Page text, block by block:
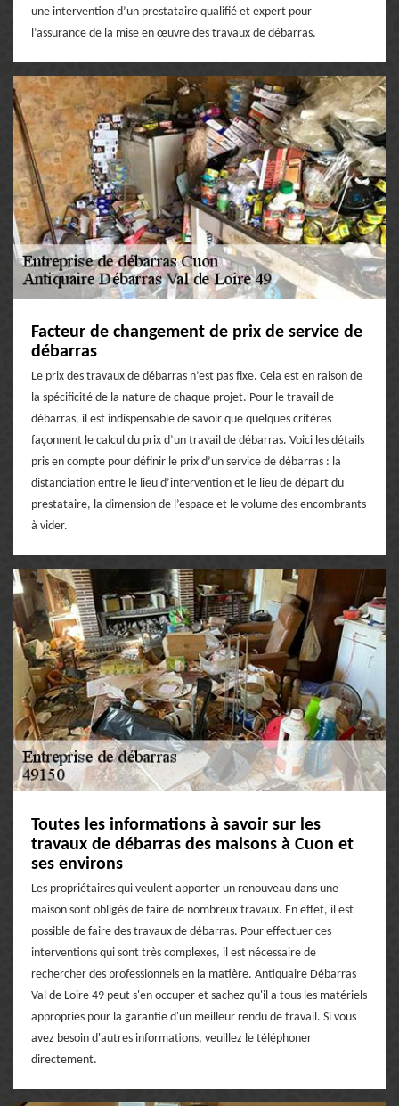
une intervention d’un prestataire qualifié et expert pour
l’assurance de la mise en œuvre des travaux de débarras.
Facteur de changement de prix de service de
débarras
Le prix des travaux de débarras n’est pas fixe. Cela est en raison de
la spécificité de la nature de chaque projet. Pour le travail de
débarras, il est indispensable de savoir que quelques critères
façonnent le calcul du prix d’un travail de débarras. Voici les détails
pris en compte pour définir le prix d’un service de débarras : la
distanciation entre le lieu d’intervention et le lieu de départ du
prestataire, la dimension de l’espace et le volume des encombrants
à vider.
Toutes les informations à savoir sur les
travaux de débarras des maisons à Cuon et
ses environs
Les propriétaires qui veulent apporter un renouveau dans une
maison sont obligés de faire de nombreux travaux. En effet, il est
possible de faire des travaux de débarras. Pour effectuer ces
interventions qui sont très complexes, il est nécessaire de
rechercher des professionnels en la matière. Antiquaire Débarras
Val de Loire 49 peut s'en occuper et sachez qu'il a tous les matériels
appropriés pour la garantie d'un meilleur rendu de travail. Si vous
avez besoin d'autres informations, veuillez le téléphoner
directement.